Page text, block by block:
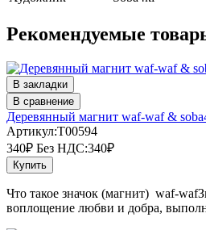
Рекомендуемые
В закладки
В сравнение
Деревянный магнит waf-waf &
Артикул:T00594
340₽ Без НДС:340₽
Купить
Что такое значок (магнит) waf-
воплощение любви и добра,